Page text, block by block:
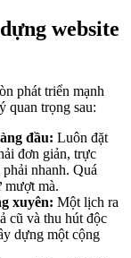
website
phát triển mạnh
quan trọng sau:
đầu: Luôn đặt
đơn giản, trực
nhanh. Quá
mượt mà.
xuyên: Một lịch ra
cũ và thu hút độc
dựng một cộng